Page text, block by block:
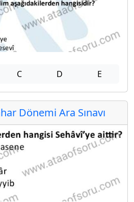
C D E
Dönemi Ara Sınavı